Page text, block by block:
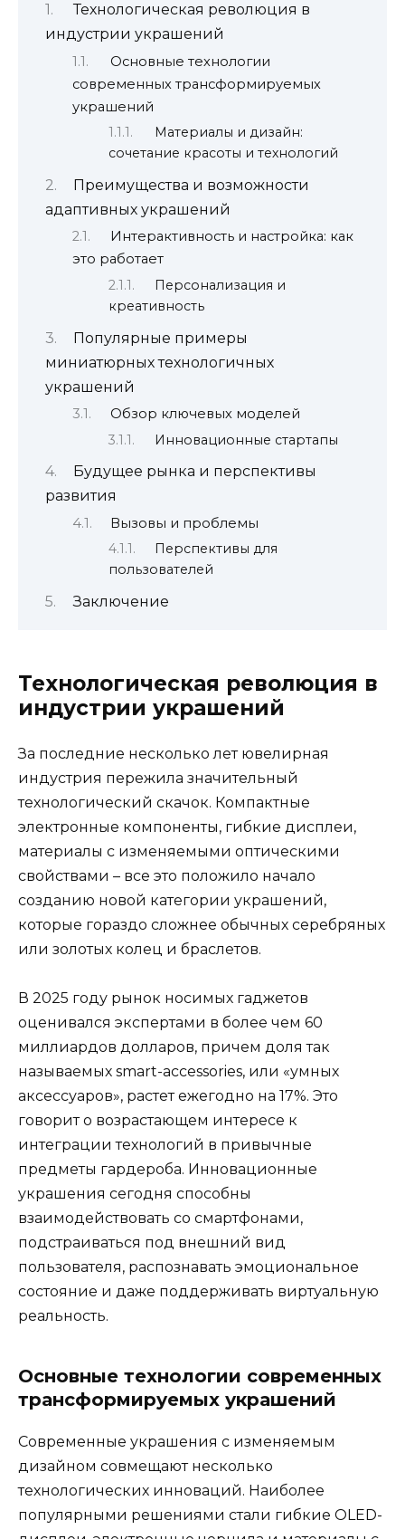
Технологическая революция в
индустрии украшений
Основные технологии
современных трансформируемых
украшений
Материалы и дизайн:
сочетание красоты и технологий
Преимущества и возможности
адаптивных украшений
Интерактивность и настройка: как
это работает
Персонализация и
креативность
Популярные примеры
миниатюрных технологичных
украшений
Обзор ключевых моделей
Инновационные стартапы
Будущее рынка и перспективы
развития
Вызовы и проблемы
Перспективы для
пользователей
Заключение
Технологическая революция в
индустрии украшений
За последние несколько лет ювелирная
индустрия пережила значительный
технологический скачок. Компактные
электронные компоненты, гибкие дисплеи,
материалы с изменяемыми оптическими
свойствами – все это положило начало
созданию новой категории украшений,
которые гораздо сложнее обычных серебряных
или золотых колец и браслетов.
В 2025 году рынок носимых гаджетов
оценивался экспертами в более чем 60
миллиардов долларов, причем доля так
называемых smart-accessories, или «умных
аксессуаров», растет ежегодно на 17%. Это
говорит о возрастающем интересе к
интеграции технологий в привычные
предметы гардероба. Инновационные
украшения сегодня способны
взаимодействовать со смартфонами,
подстраиваться под внешний вид
пользователя, распознавать эмоциональное
состояние и даже поддерживать виртуальную
реальность.
Основные технологии современных
трансформируемых украшений
Современные украшения с изменяемым
дизайном совмещают несколько
технологических инноваций. Наиболее
популярными решениями стали гибкие OLED-